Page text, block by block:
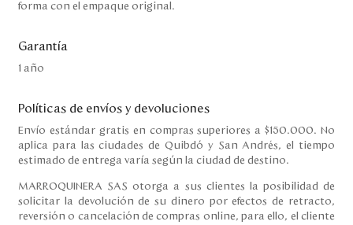
forma con el empaque original.
Garantía
1 año
Políticas de envíos y devoluciones
Envío estándar gratis en compras superiores a $150.000. No
aplica para las ciudades de Quibdó y San Andrés, el tiempo
estimado de entrega varía según la ciudad de destino.
MARROQUINERA SAS otorga a sus clientes la posibilidad de
solicitar la devolución de su dinero por efectos de retracto,
reversión o cancelación de compras online, para ello, el cliente